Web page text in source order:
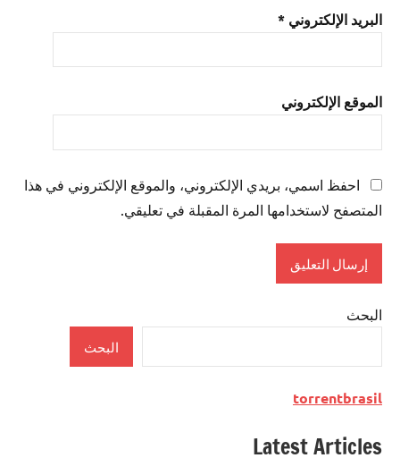
البريد الإلكتروني *
الموقع الإلكتروني
احفظ اسمي، بريدي الإلكتروني، والموقع الإلكتروني في هذا
المتصفح لاستخدامها المرة المقبلة في تعليقي.
البحث
البحث
torrentbrasil
Latest Articles